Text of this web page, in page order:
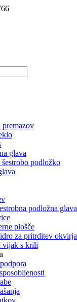
premazov
glava
podložko
podložna glava
plošče
za pritrditev okvirja
vijak s krili